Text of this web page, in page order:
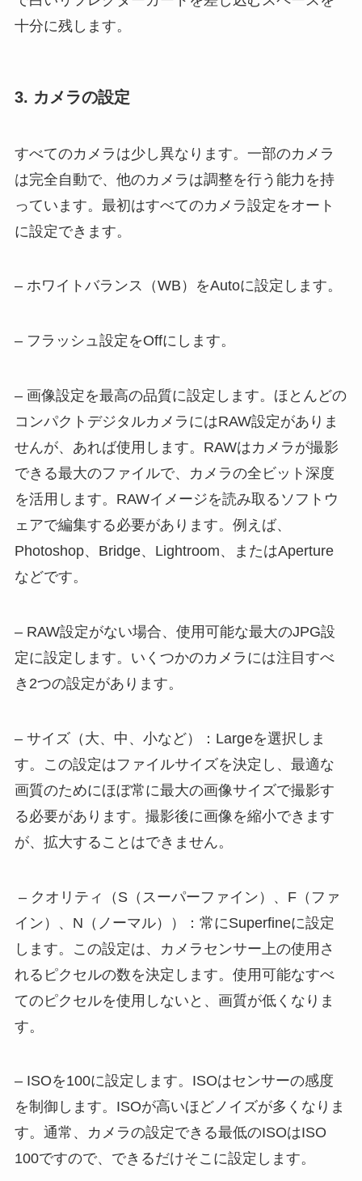
十分に残します。
3. カメラの設定
すべてのカメラは少し異なります。一部のカメラ
は完全自動で、他のカメラは調整を行う能力を持
っています。最初はすべてのカメラ設定をオート
に設定できます。
– ホワイトバランス（WB）をAutoに設定します。
– フラッシュ設定をOffにします。
– 画像設定を最高の品質に設定します。ほとんどの
コンパクトデジタルカメラにはRAW設定がありま
せんが、あれば使用します。RAWはカメラが撮影
できる最大のファイルで、カメラの全ビット深度
を活用します。RAWイメージを読み取るソフトウ
ェアで編集する必要があります。例えば、
Photoshop、Bridge、Lightroom、またはAperture
などです。
– RAW設定がない場合、使用可能な最大のJPG設
定に設定します。いくつかのカメラには注目すべ
き2つの設定があります。
– サイズ（大、中、小など）：Largeを選択しま
す。この設定はファイルサイズを決定し、最適な
画質のためにほぼ常に最大の画像サイズで撮影す
る必要があります。撮影後に画像を縮小できます
が、拡大することはできません。
– クオリティ（S（スーパーファイン）、F（ファ
イン）、N（ノーマル））：常にSuperfineに設定
します。この設定は、カメラセンサー上の使用さ
れるピクセルの数を決定します。使用可能なすべ
てのピクセルを使用しないと、画質が低くなりま
す。
– ISOを100に設定します。ISOはセンサーの感度
を制御します。ISOが高いほどノイズが多くなりま
す。通常、カメラの設定できる最低のISOはISO
100ですので、できるだけそこに設定します。